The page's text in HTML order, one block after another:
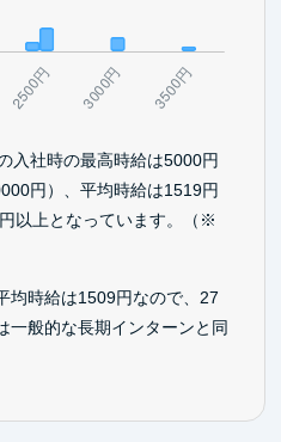
入社時の最高時給は5000円
円）、平均時給は1519円
以上となっています。（※
均時給は1509円なので、27
一般的な長期インターンと同